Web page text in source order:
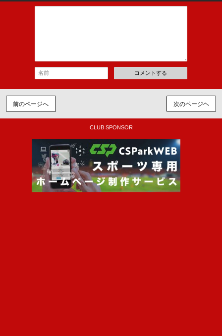
コメントする
前のページへ 次のページヘ
CLUB SPONSOR